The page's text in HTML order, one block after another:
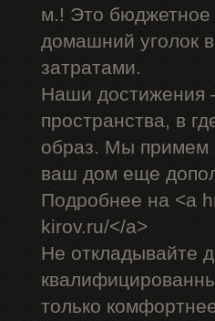
м.! Это
домашний уголок
затратами.
Наши достижения
пространства, в
образ. Мы примем
ваш дом еще
Подробнее на <a
kirov.ru/</a>
Не откладывайте
только